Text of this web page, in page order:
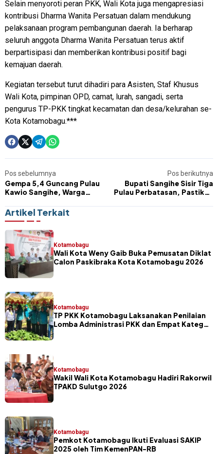
Selain menyoroti peran PKK, Wali Kota juga mengapresiasi
kontribusi Dharma Wanita Persatuan dalam mendukung
pelaksanaan program pembangunan daerah. Ia berharap
seluruh anggota Dharma Wanita Persatuan terus aktif
berpartisipasi dan memberikan kontribusi positif bagi
kemajuan daerah.
Kegiatan tersebut turut dihadiri para Asisten, Staf Khusus
Wali Kota, pimpinan OPD, camat, lurah, sangadi, serta
pengurus TP-PKK tingkat kecamatan dan desa/kelurahan se-
Kota Kotamobagu.***
Pos sebelumnya
Gempa 5,4 Guncang Pulau
Kawio Sangihe, Warga
Pos berikutnya
Bupati Sangihe Sisir Tiga
Pulau Perbatasan, Pastikan
Tertangani
Artikel Terkait
Kotamobagu
Wali Kota Weny Gaib Buka Pemusatan Diklat
Calon Paskibraka Kota Kotamobagu 2026
Kotamobagu
TP PKK Kotamobagu Laksanakan Penilaian
Lomba Administrasi PKK dan Empat Kategori
Kotamobagu
Wakil Wali Kota Kotamobagu Hadiri Rakorwil
TPAKD Sulutgo 2026
Kotamobagu
Pemkot Kotamobagu Ikuti Evaluasi SAKIP
2025 oleh Tim KemenPAN-RB